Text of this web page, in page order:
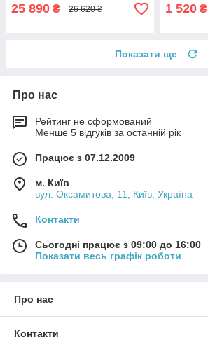
25 890 ₴ 26 620 ₴ 1 520 ₴
Показати ще
Про нас
Рейтинг не сформований
Менше 5 відгуків за останній рік
Працює з 07.12.2009
м. Київ
вул. Оксамитова, 11, Київ, Україна
Контакти
Сьогодні працює з 09:00 до 16:00
Показати весь графік роботи
Про нас
Контакти